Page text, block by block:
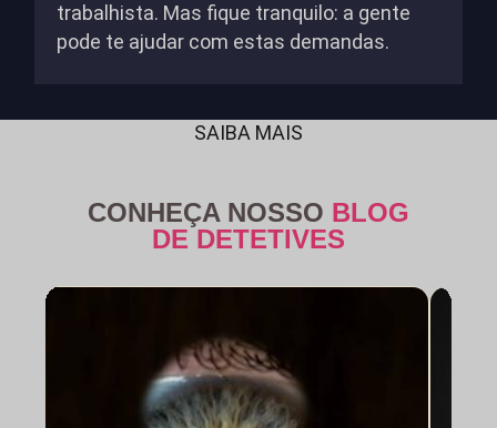
trabalhista. Mas fique tranquilo: a gente
pode te ajudar com estas demandas.
SAIBA MAIS
CONHEÇA NOSSO BLOG
DE DETETIVES